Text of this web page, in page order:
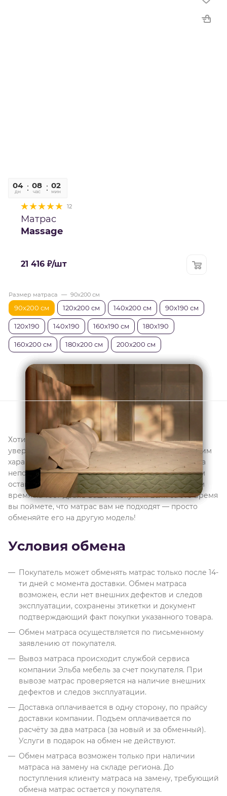
04
дн
08
час
02
мин
12
Матрас
Massage
21 416 ₽/шт
Размер матраса — 90x200 см
90x200 см 120x200 см 140x200 см 90х190 см
120х190 140х190 160х190 см 180х190
160x200 см 180x200 см 200x200 см
Хотите заказать матрас в интернет-магазине, но не
уверены, что он подойдет вам по жесткости и другим
характеристикам? Боитесь, что потратите деньги на
неподходящую вещь? «Эльба Мебель» позволит вам
оставить эти муки выбора в прошлом! Мы даем вам
время на тест-драйв вашей покупки! Если за это время
вы поймете, что матрас вам не подходят — просто
обменяйте его на другую модель!
Условия обмена
Покупатель может обменять матрас только после 14-
ти дней с момента доставки. Обмен матраса
возможен, если нет внешних дефектов и следов
эксплуатации, сохранены этикетки и документ
подтверждающий факт покупки указанного товара.
Обмен матраса осуществляется по письменному
заявлению от покупателя.
Вывоз матраса происходит службой сервиса
компании Эльба мебель за счет покупателя. При
вывозе матрас проверяется на наличие внешних
дефектов и следов эксплуатации.
Доставка оплачивается в одну сторону, по прайсу
доставки компании. Подъем оплачивается по
расчёту за два матраса (за новый и за обменный).
Услуги в подарок на обмен не действуют.
Обмен матраса возможен только при наличии
матраса на замену на складе региона. До
поступления клиенту матраса на замену, требующий
обмена матрас остается у покупателя.